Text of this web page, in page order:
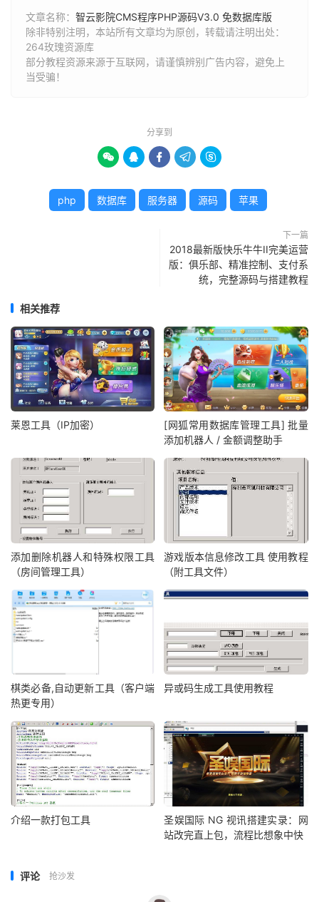
文章名称： 智云影院CMS程序PHP源码V3.0 免数据库版
除非特别注明，本站所有文章均为原创，转载请注明出处：
264玫瑰资源库
部分教程资源来源于互联网，请谨慎辨别广告内容，避免上
当受骗！
分享到
    
php 数据库 服务器 源码 苹果
下一篇
2018最新版快乐牛牛II完美运营
版：俱乐部、精准控制、支付系
统，完整源码与搭建教程
相关推荐
莱恩工具（IP加密）
[网狐常用数据库管理工具] 批量
添加机器人 / 金额调整助手
添加删除机器人和特殊权限工具
（房间管理工具）
游戏版本信息修改工具 使用教程
（附工具文件）
棋类必备,自动更新工具（客户端
热更专用）
异或码生成工具使用教程
介绍一款打包工具
圣娱国际 NG 视讯搭建实录：网
站改完直上包，流程比想象中快
评论 抢沙发